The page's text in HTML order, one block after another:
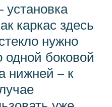
каркас здесь
нужно
одной боковой
нижней – к